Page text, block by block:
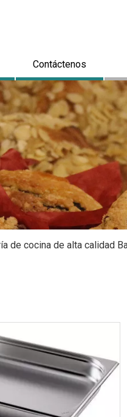
Contáctenos
de cocina de alta calidad